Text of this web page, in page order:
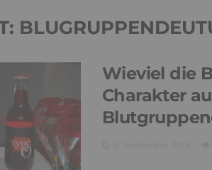
Wieviel die
Charakter